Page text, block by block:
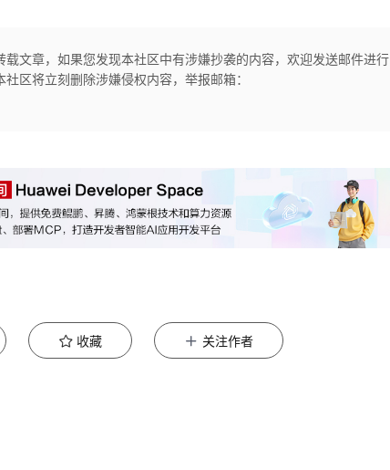
载文章，如果您发现本社区中有涉嫌抄袭的内容，欢迎发送邮件进行
区将立刻删除涉嫌侵权内容，举报邮箱：
收藏 关注作者